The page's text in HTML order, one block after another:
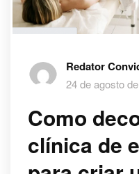
Redator
24 de agosto
Como
clínica de